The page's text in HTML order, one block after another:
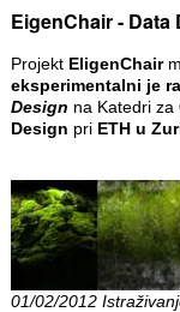
EigenChair - Data
Projekt EligenChair
eksperimentalni je
Design na Katedri za
Design pri ETH u
01/02/2012